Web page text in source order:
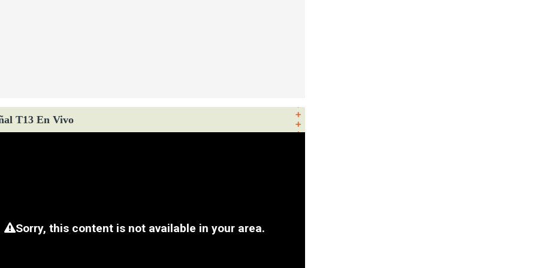
T13 En Vivo